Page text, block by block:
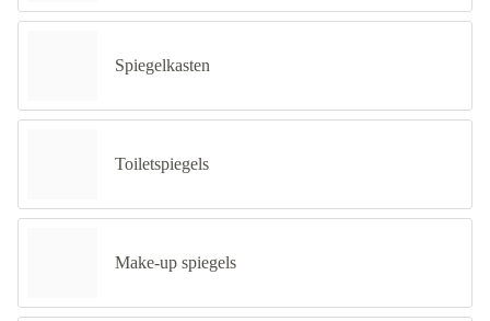
Spiegelkasten
Toiletspiegels
Make-up spiegels